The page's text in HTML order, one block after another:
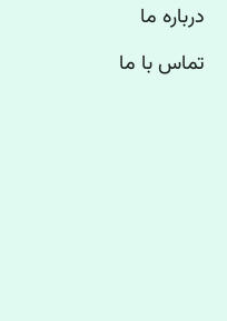
درباره ما
تماس با ما